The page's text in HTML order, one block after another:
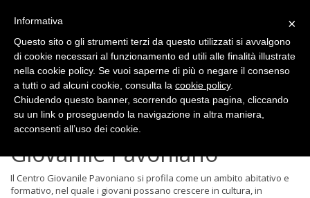
Regolamento
Regolamento del Centro
Giovanile Pavoniano
Il Centro Giovanile Pavoniano si profila come un ambito abitativo e
formativo, nel quale i giovani possano crescere in cultura, in
×
Informativa
Questo sito o gli strumenti terzi da questo utilizzati si avvalgono
di cookie necessari al funzionamento ed utili alle finalità illustrate
nella cookie policy. Se vuoi saperne di più o negare il consenso
a tutti o ad alcuni cookie, consulta la cookie policy.
Chiudendo questo banner, scorrendo questa pagina, cliccando
su un link o proseguendo la navigazione in altra maniera,
acconsenti all’uso dei cookie.